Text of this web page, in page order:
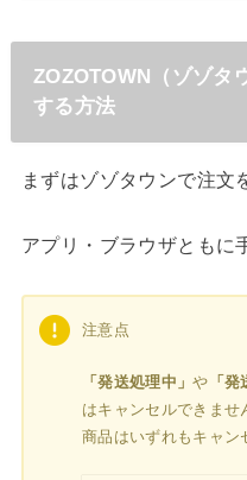
ZOZOTOWN（ゾゾタ
する方法
まずはゾゾタウンで注文
アプリ・ブラウザともに
注意点
「発送処理中」や 「
はキャンセルできませ
商品はいずれもキャン